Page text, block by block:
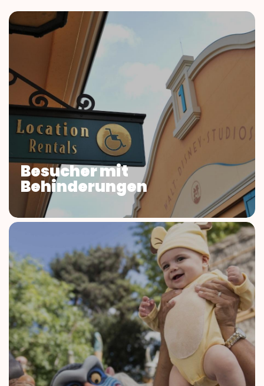
Besucher mit
Behinderungen